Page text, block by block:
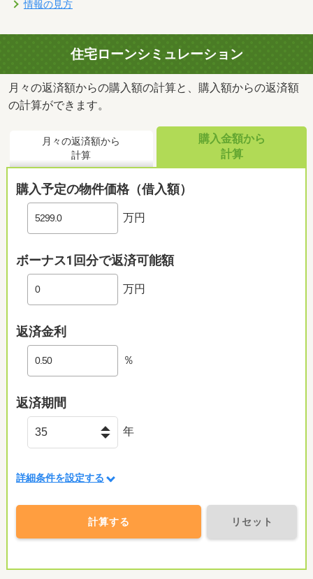
情報の見方
住宅ローンシミュレーション
月々の返済額からの購入額の計算と、購入額からの返済額
の計算ができます。
月々の返済額から
計算
購入金額から
計算
購入予定の物件価格（借入額）
万円
ボーナス1回分で返済可能額
万円
返済金利
％
返済期間
年
詳細条件を設定する
計算する リセット